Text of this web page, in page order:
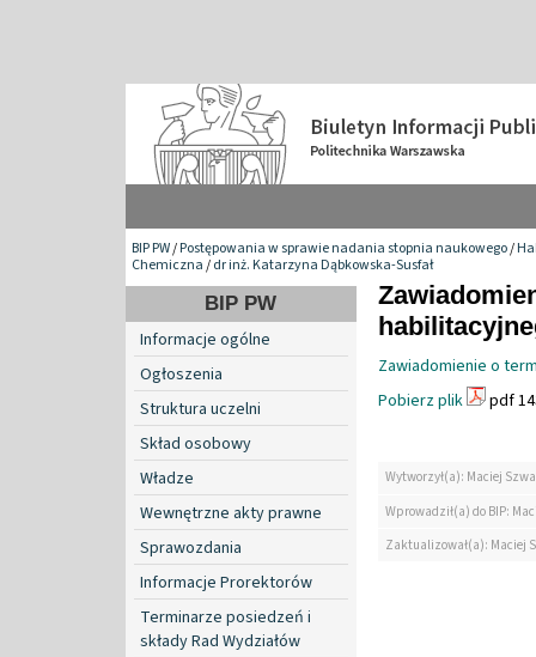
BIP PW/Postępowania w sprawie nadania stopnia naukowego/
Chemiczna/dr inż. Katarzyna Dąbkowska-Susfał
BIP PW
Informacje ogólne
Ogłoszenia
Struktura uczelni
Skład osobowy
Władze
Wewnętrzne akty prawne
Sprawozdania
Informacje Prorektorów
Terminarze posiedzeń i
składy Rad Wydziałów
Zawiadomienie o
Pobierz plik
pdf
Wytworzył(a): Maciej
Wprowadził(a) do BIP:
Zaktualizował(a): Maciej